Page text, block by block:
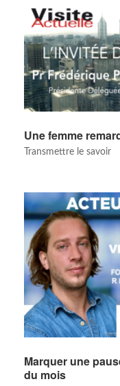
Une femme
Transmettre le savoir
Marquer une
du mois